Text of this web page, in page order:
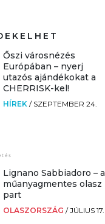
Őszi városnézés
Európában – nyerj
utazós ajándékokat a
CHERRISK-kel!
HÍREK/ SZEPTEMBER 24.
Lignano Sabbiadoro – a
műanyagmentes olasz
part
OLASZORSZÁG/JÚLIUS 17.